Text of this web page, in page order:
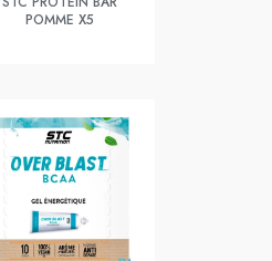
POMME X5